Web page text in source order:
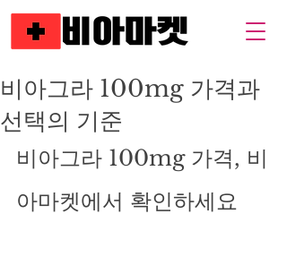
비아그라 100mg 가격과
선택의 기준
비아그라 100mg 가격, 비
아마켓에서 확인하세요